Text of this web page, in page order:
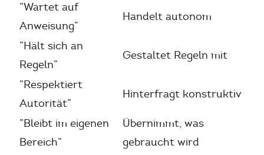
”Wartet auf
Anweisung”
Handelt autonom
”Hält sich an
Regeln”
Gestaltet Regeln mit
”Respektiert
Autorität”
Hinterfragt konstruktiv
”Bleibt im eigenen
Bereich”
Übernimmt, was
gebraucht wird